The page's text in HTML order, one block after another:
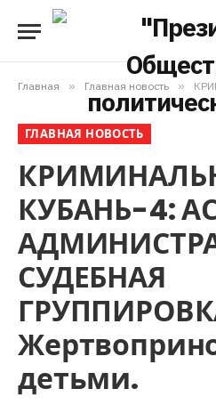
Главная » Главная новость »
ГЛАВНАЯ НОВОСТЬ
КУБАНЬ-4:
СУДЕБНАЯ
детьми.